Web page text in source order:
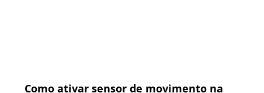
Como ativar sensor de movimento na